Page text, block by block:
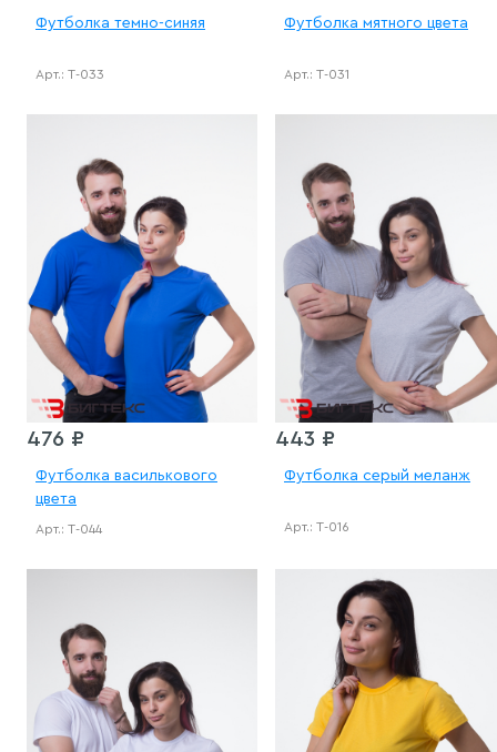
Футболка темно-синяя
Арт.: Т-033
Футболка мятного цвета
Арт.: Т-031
476 ₽
Футболка василькового
цвета
Арт.: Т-044
443 ₽
Футболка серый меланж
Арт.: Т-016